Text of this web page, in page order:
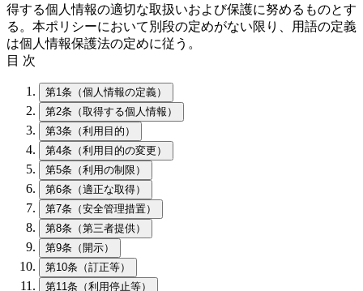
得する個人情報の適切な取扱いおよび保護に努めるものとす
る。本ポリシーにおいて別段の定めがない限り、用語の定義
は個人情報保護法の定めに従う。
目 次
第1条（個人情報の定義）
第2条（取得する個人情報）
第3条（利用目的）
第4条（利用目的の変更）
第5条（利用の制限）
第6条（適正な取得）
第7条（安全管理措置）
第8条（第三者提供）
第9条（開示）
第10条（訂正等）
第11条（利用停止等）